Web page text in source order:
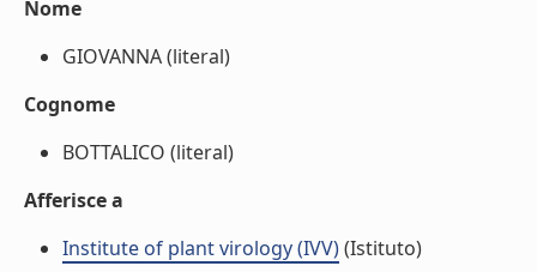
Nome
GIOVANNA (literal)
Cognome
BOTTALICO (literal)
Afferisce a
Institute of plant virology (IVV)(Istituto)